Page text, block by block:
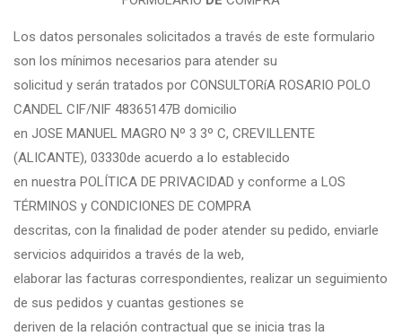
Los datos personales solicitados a través de este formulario
son los mínimos necesarios para atender su
solicitud y serán tratados por CONSULTORíA ROSARIO POLO
CANDEL CIF/NIF 48365147B domicilio
en JOSE MANUEL MAGRO Nº 3 3º C, CREVILLENTE
(ALICANTE), 03330de acuerdo a lo establecido
en nuestra POLÍTICA DE PRIVACIDAD y conforme a LOS
TÉRMINOS y CONDICIONES DE COMPRA
descritas, con la finalidad de poder atender su pedido, enviarle
servicios adquiridos a través de la web,
elaborar las facturas correspondientes, realizar un seguimiento
de sus pedidos y cuantas gestiones se
deriven de la relación contractual que se inicia tras la